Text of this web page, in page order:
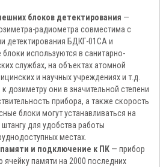
блоков детектирования —
радиометра совместима с
детектирования БДКГ-01СА и
используются в санитарно-
службах, на объектах атомной
и научных учреждениях и т.д.
дозиметру они в значительной степени
прибора, а также скорость
блоки могут устанавливаться на
для удобства работы
местах.
и подключение к ПК — прибор
ячейку памяти на 2000 последних